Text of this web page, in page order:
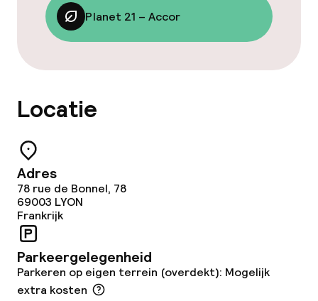
Wasservice
Zakelijke faciliteiten
Eco-label
Planet 21 – Accor
Beleid
Overal rookvrij
Planet 21 – Accor
Locatie
Adres
78 rue de Bonnel, 78
69003 LYON
Frankrijk
Parkeergelegenheid
Parkeren op eigen terrein (overdekt): Mogelijk
extra kosten